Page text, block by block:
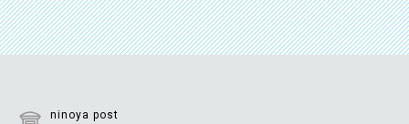
ninoya post